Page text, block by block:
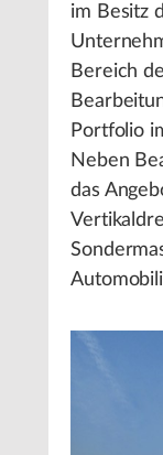
im Besitz
Bereich
Portfolio
Neben
das